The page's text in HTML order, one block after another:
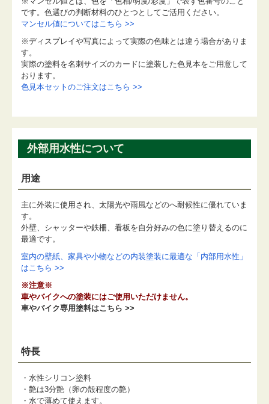
です。色選びの判断材料のひとつとしてご活用ください。
マンセル値についてはこちら >>
※ディスプレイや写真によって実際の色味とは違う場合がありま
す。
実際の塗料を名刺サイズのカードに塗装した色見本をご用意して
おります。
色見本セットのご注文はこちら >>
外部用水性について
用途
主に外装に使用され、太陽光や雨風などのへ耐候性に優れていま
す。
外壁、シャッターや鉄柵、看板を自分好みの色に塗り替えるのに
最適です。
室内の壁紙、家具や小物などの内装塗装に最適な「内部用水性」
はこちら >>
※注意※
車やバイクへの塗装にはご使用いただけません。
車やバイク専用塗料はこちら >>
特長
・水性シリコン塗料
・艶は3分艶（卵の殻程度の艶）
・水で薄めて使えます。